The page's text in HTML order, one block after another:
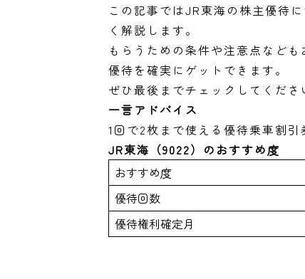
この記事ではJR東海の株主優待
く解説します。
もらうための条件や注意点など
優待を確実にゲットできます。
ぜひ最後までチェックしてくださ
一言アドバイス
1回で2枚まで使える優待乗車割
JR東海（9022）のおすすめ度
おすすめ度
優待回数
優待権利確定月